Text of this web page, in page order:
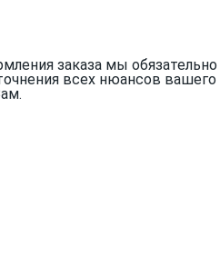
заказа мы
всех нюансов вашего